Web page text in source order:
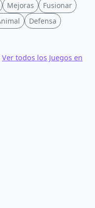
Mejoras
Fusionar
Defensa
Ver todos los Juegos en